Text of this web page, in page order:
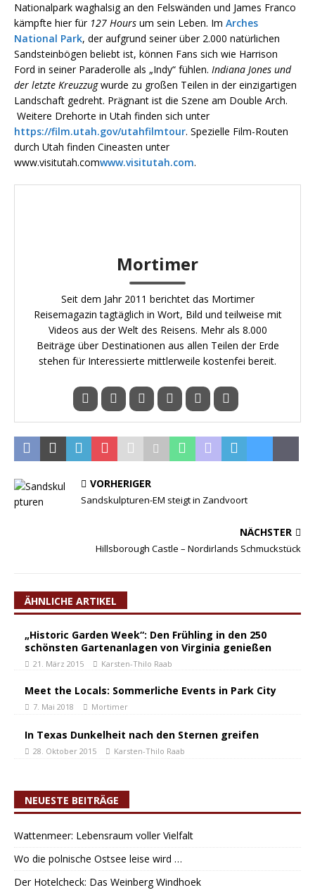
Nationalpark waghalsig an den Felswänden und James Franco
kämpfte hier für 127 Hours um sein Leben. Im Arches
National Park, der aufgrund seiner über 2.000 natürlichen
Sandsteinbögen beliebt ist, können Fans sich wie Harrison
Ford in seiner Paraderolle als „Indy“ fühlen. Indiana Jones und
der letzte Kreuzzugwurde zu großen Teilen in der einzigartigen
Landschaft gedreht. Prägnant ist die Szene am Double Arch.
Weitere Drehorte in Utah finden sich unter
https://film.utah.gov/utahfilmtour. Spezielle Film-Routen
durch Utah finden Cineasten unter
www.visitutah.comwww.visitutah.com.
Mortimer
Seit dem Jahr 2011 berichtet das Mortimer
Reisemagazin tagtäglich in Wort, Bild und teilweise mit
Videos aus der Welt des Reisens. Mehr als 8.000
Beiträge über Destinationen aus allen Teilen der Erde
stehen für Interessierte mittlerweile kostenfei bereit.
VORHERIGER
Sandskulpturen-EM steigt in Zandvoort
NÄCHSTER
Hillsborough Castle – Nordirlands Schmuckstück
ÄHNLICHE ARTIKEL
„Historic Garden Week“: Den Frühling in den 250
schönsten Gartenanlagen von Virginia genießen
21. März 2015 Karsten-Thilo Raab
Meet the Locals: Sommerliche Events in Park City
7. Mai 2018 Mortimer
In Texas Dunkelheit nach den Sternen greifen
28. Oktober 2015 Karsten-Thilo Raab
NEUESTE BEITRÄGE
Wattenmeer: Lebensraum voller Vielfalt
Wo die polnische Ostsee leise wird …
Der Hotelcheck: Das Weinberg Windhoek